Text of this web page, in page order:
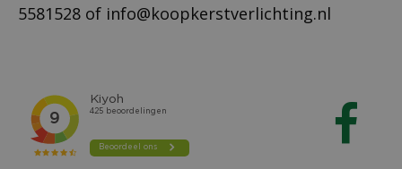
5581528 of info@koopkerstverlichting.nl